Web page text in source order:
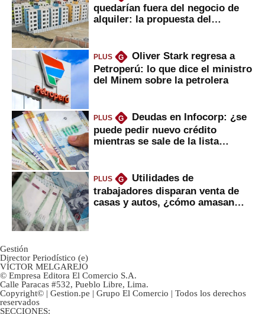
quedarían fuera del negocio de
alquiler: la propuesta del
PLUS G
Oliver Stark regresa a
Petroperú: lo que dice el ministro
del Minem sobre la petrolera
PLUS G
Deudas en Infocorp: ¿se
puede pedir nuevo crédito
mientras se sale de la lista
PLUS G
Utilidades de
trabajadores disparan venta de
casas y autos, ¿cómo amasan
Gestión
Director Periodístico (e)
VÍCTOR MELGAREJO
© Empresa Editora El Comercio S.A.
Calle Paracas #532, Pueblo Libre, Lima.
Copyright© | Gestion.pe | Grupo El Comercio | Todos los derechos
reservados
SECCIONES: